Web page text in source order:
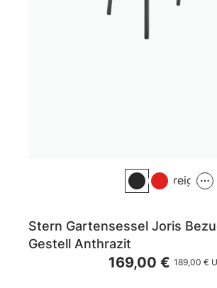
Greige
Stern Gartensessel Joris
Gestell Anthrazit
169,00 € 189,00 €